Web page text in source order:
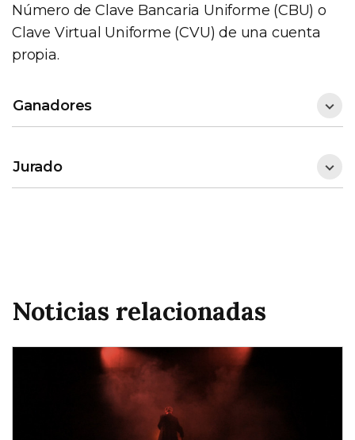
Número de Clave Bancaria Uniforme (CBU) o
Clave Virtual Uniforme (CVU) de una cuenta
propia.
Ganadores
Jurado
Noticias relacionadas